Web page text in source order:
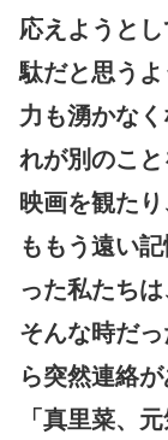
応えようと
駄だと思う
力も湧かな
れが別のこ
映画を観た
ももう遠い
った私たち
そんな時だ
ら突然連絡が
「真里菜、